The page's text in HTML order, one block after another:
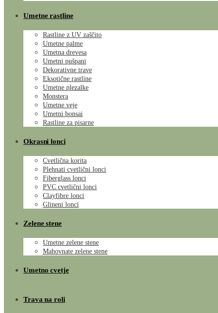
Umetne rastline
Rastline z UV zaščito
Umetne palme
Umetna drevesa
Umetni pušpani
Dekorativne trave
Eksotične rastline
Umetne plezalke
Monstera
Umetne veje
Umetni bonsai
Rastline za pisarne
Okrasni lonci
Cvetlična korita
Plehnati cvetlični lonci
Fiberglass lonci
PVC cvetlični lonci
Clayfibre lonci
Glineni lonci
Zelene stene
Umetne zelene stene
Mahovnate zelene stene
Umetno cvetje
Trava na roli